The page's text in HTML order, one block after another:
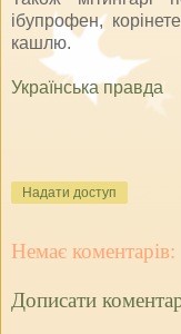
ібупрофен,
кашлю.
Українська правда
Надати доступ
Немає коментарів:
Дописати